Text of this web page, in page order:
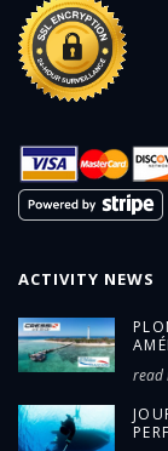
ACTIVITY NEWS
read